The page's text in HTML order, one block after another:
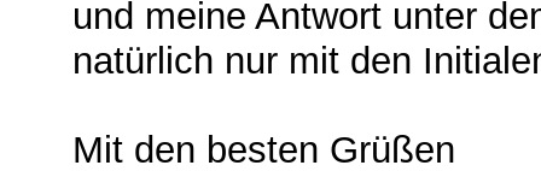
und meine Antwort unter
natürlich nur mit den
Mit den besten Grüßen